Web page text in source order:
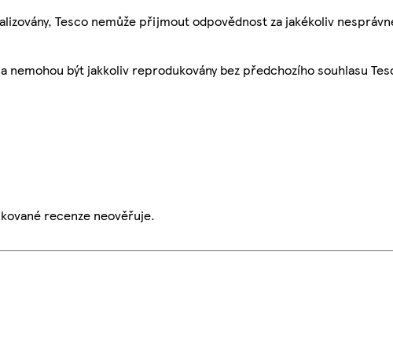
Tesco nemůže přijmout odpovědnost za jakékoliv
nemohou být jakkoliv reprodukovány bez předchozího souhlasu
recenze neověřuje.